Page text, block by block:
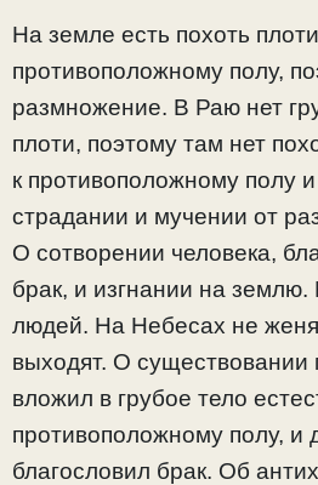
На земле есть похоть
противоположному полу,
размножение. В Раю нет
плоти, поэтому там нет
к противоположному полу
страдании и мучении от
О сотворении человека,
брак, и изгнании на землю.
людей. На Небесах не
выходят. О существовании
вложил в грубое тело
противоположному полу, и
благословил брак. Об